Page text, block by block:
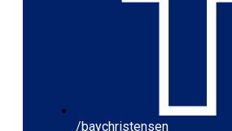
/baychristensen